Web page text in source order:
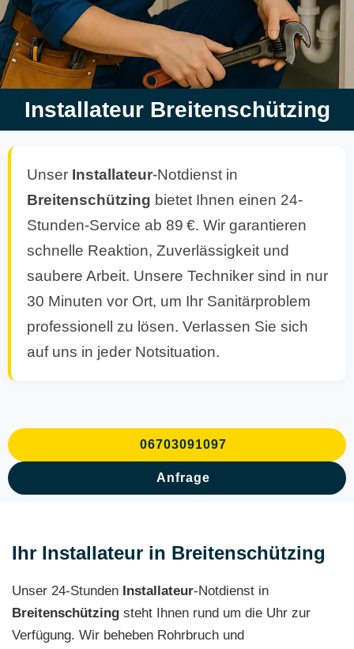
Installateur Breitenschützing
Unser Installateur-Notdienst in
Breitenschützing bietet Ihnen einen 24-
Stunden-Service ab 89 €. Wir garantieren
schnelle Reaktion, Zuverlässigkeit und
saubere Arbeit. Unsere Techniker sind in nur
30 Minuten vor Ort, um Ihr Sanitärproblem
professionell zu lösen. Verlassen Sie sich
auf uns in jeder Notsituation.
06703091097
Anfrage
Ihr Installateur in Breitenschützing
Unser 24-Stunden Installateur-Notdienst in
Breitenschützing steht Ihnen rund um die Uhr zur
Verfügung. Wir beheben Rohrbruch und